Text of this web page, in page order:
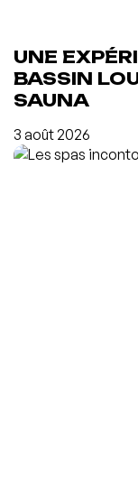
UNE
BASSIN
SAUNA
3 août 2026